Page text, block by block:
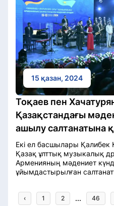
15 қазан, 2024
Тоқаев пен
Қазақстандағы
ашылу салтанатына
Екі ел басшылары
Қазақ ұлттық музыкалық
Арменияның мәдениет
ұйымдастырылған
‹ 1 2 ... 46